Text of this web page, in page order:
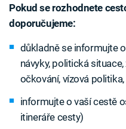
Pokud se rozhodnete
doporučujeme:
důkladně se informujte
návyky, politická
očkování, vízová
informujte o vaší cestě
itineráře cesty)